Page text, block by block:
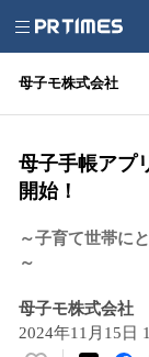
母子モ株式会社
母子手帳アプ
開始！
～子育て世帯に
～
母子モ株式会社
2024年11月15日